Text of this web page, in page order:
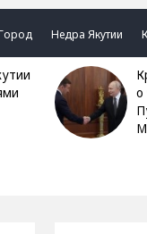
Недра Якутии
Кремлёвские сигналы:
о